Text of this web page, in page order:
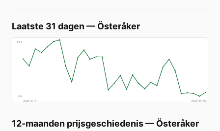
Laatste 31 dagen — Österåker
€83
€4
2026-07-11
2026-08-10
12-maanden prijsgeschiedenis— Österåker